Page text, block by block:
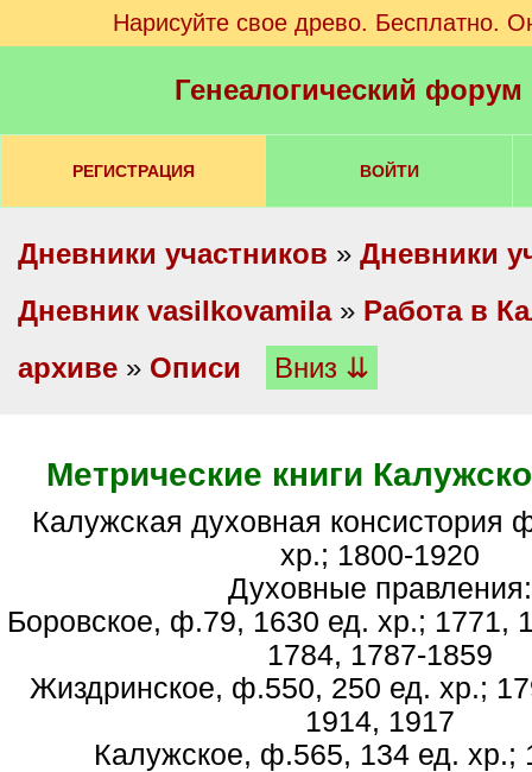
Нарисуйте свое древо. Бесплатно.
Генеалогический
РЕГИСТРАЦИЯ ВОЙТИ
Дневники участников » Дневники
Дневник vasilkovamila» Работа в
архиве » Описи Вниз ⇊
Метрические книги
Калужская духовная консистория ф.33, 10197 ед.
хр.; 1800-1920
Духовные правления:
Боровское, ф.79, 1630 ед. хр.; 1771,
1784, 1787-1859
Жиздринское, ф.550, 250 ед. хр.;
1914, 1917
Калужское, ф.565, 134 ед. хр.;